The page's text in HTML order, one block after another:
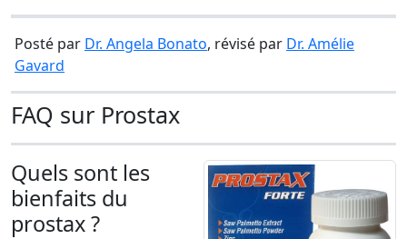
Posté par Dr. Angela Bonato, révisé par Dr. Amélie
Gavard
FAQ sur Prostax
Quels sont les
bienfaits du
prostax ?